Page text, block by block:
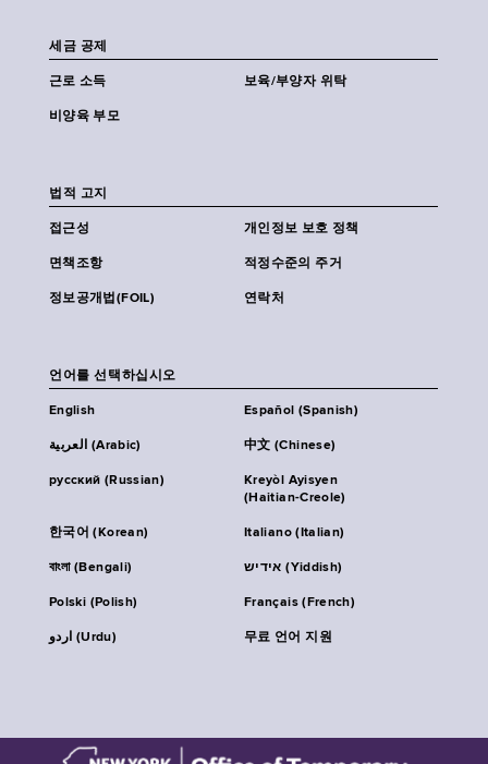
세금 공제
근로 소득 보육/부양자 위탁
비양육 부모
법적 고지
접근성 개인정보 보호 정책
면책조항 적정수준의 주거
정보공개법(FOIL) 연락처
언어를 선택하십시오
English Español (Spanish)
العربية (Arabic) 中文 (Chinese)
русский (Russian)
Kreyòl Ayisyen
(Haitian-Creole)
한국어 (Korean) Italiano (Italian)
বাংলা (Bengali) אידיש (Yiddish)
Polski (Polish) Français (French)
اردو (Urdu) 무료 언어 지원